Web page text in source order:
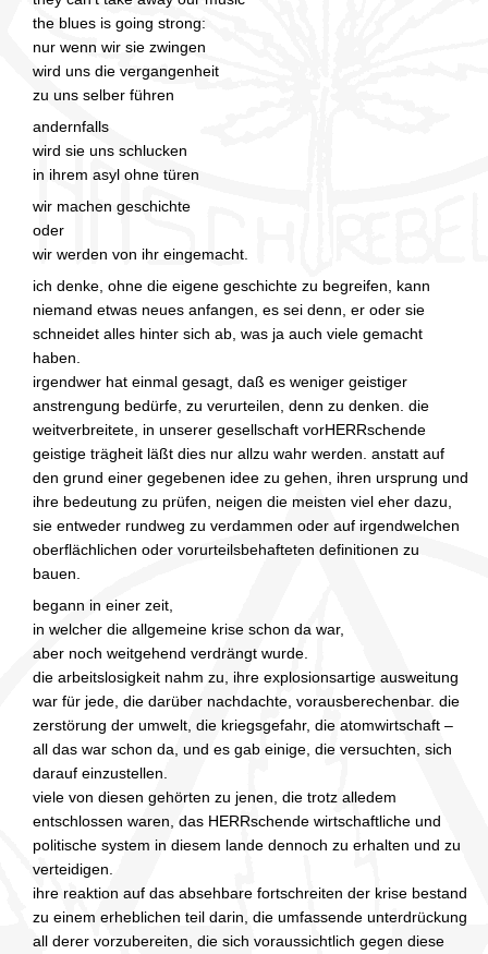
the blues is going strong:
nur wenn wir sie zwingen
wird uns die vergangenheit
zu uns selber führen
andernfalls
wird sie uns schlucken
in ihrem asyl ohne türen
wir machen geschichte
oder
wir werden von ihr eingemacht.
ich denke, ohne die eigene geschichte zu begreifen, kann
niemand etwas neues anfangen, es sei denn, er oder sie
schneidet alles hinter sich ab, was ja auch viele gemacht
haben.
irgendwer hat einmal gesagt, daß es weniger geistiger
anstrengung bedürfe, zu verurteilen, denn zu denken. die
weitverbreitete, in unserer gesellschaft vorHERRschende
geistige trägheit läßt dies nur allzu wahr werden. anstatt auf
den grund einer gegebenen idee zu gehen, ihren ursprung und
ihre bedeutung zu prüfen, neigen die meisten viel eher dazu,
sie entweder rundweg zu verdammen oder auf irgendwelchen
oberflächlichen oder vorurteilsbehafteten definitionen zu
bauen.
begann in einer zeit,
in welcher die allgemeine krise schon da war,
aber noch weitgehend verdrängt wurde.
die arbeitslosigkeit nahm zu, ihre explosionsartige ausweitung
war für jede, die darüber nachdachte, vorausberechenbar. die
zerstörung der umwelt, die kriegsgefahr, die atomwirtschaft –
all das war schon da, und es gab einige, die versuchten, sich
darauf einzustellen.
viele von diesen gehörten zu jenen, die trotz alledem
entschlossen waren, das HERRschende wirtschaftliche und
politische system in diesem lande dennoch zu erhalten und zu
verteidigen.
ihre reaktion auf das absehbare fortschreiten der krise bestand
zu einem erheblichen teil darin, die umfassende unterdrückung
all derer vorzubereiten, die sich voraussichtlich gegen diese